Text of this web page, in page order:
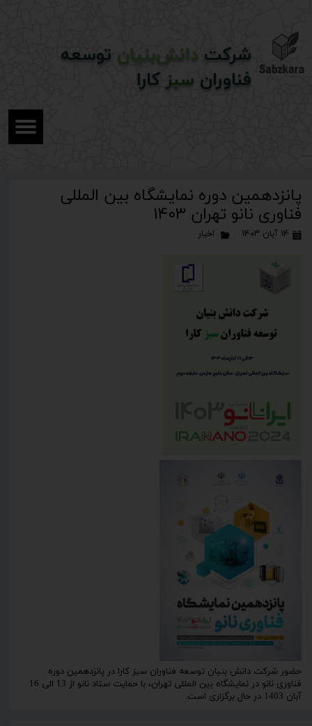
شرکت دانش‌بنیان توسعه
فناوران سبزکارا
پانزدهمین دوره نمایشگاه بین المللی
فناوری نانو تهران ۱۴۰۳
۱۴ آبان ۱۴۰۳ اخبار
حضور شرکت دانش بنیان توسعه فناوران سبز کارا در پانزدهمین دوره
فناوری نانو در نمایشگاه بین المللی تهران، با حمایت ستاد نانو از 13 الی 16
آبان 1403 در حال برگزاری است.